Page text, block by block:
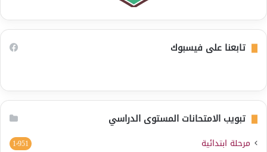
تابعنا على فيسبوك
تبويب الامتحانات المستوى الدراسي
مرحلة ابتدائية 1٬951